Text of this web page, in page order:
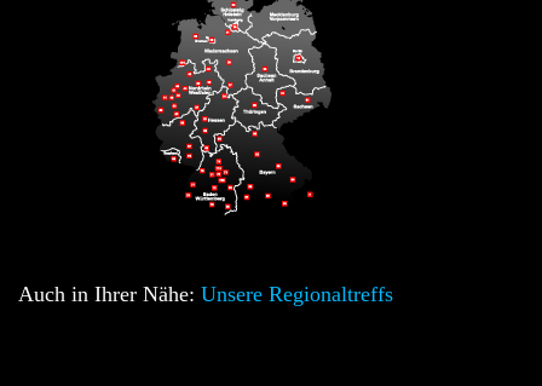
Auch in Ihrer Nähe: Unsere Regionaltreffs